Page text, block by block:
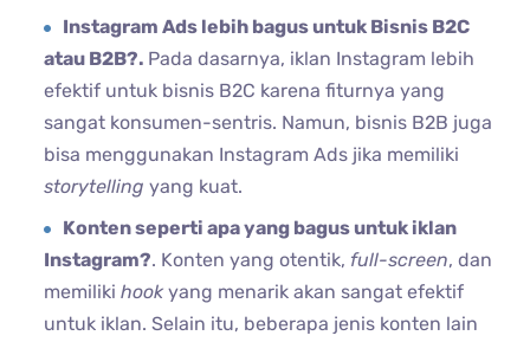
Instagram Ads lebih bagus untuk Bisnis B2C
atau B2B?. Pada dasarnya, iklan Instagram lebih
efektif untuk bisnis B2C karena fiturnya yang
sangat konsumen-sentris. Namun, bisnis B2B juga
bisa menggunakan Instagram Ads jika memiliki
storytellingyang kuat.
Konten seperti apa yang bagus untuk iklan
Instagram?. Konten yang otentik, full-screen, dan
memilikihook yang menarik akan sangat efektif
untuk iklan. Selain itu, beberapa jenis konten lain